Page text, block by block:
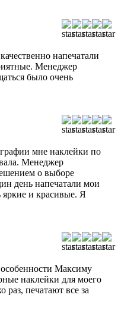
напечатали
Менеджер
было очень
мне наклейки по
Менеджер
о выборе
день напечатали мои
и красивые. Я
Максиму
наклейки для моего
раз, печатают все за